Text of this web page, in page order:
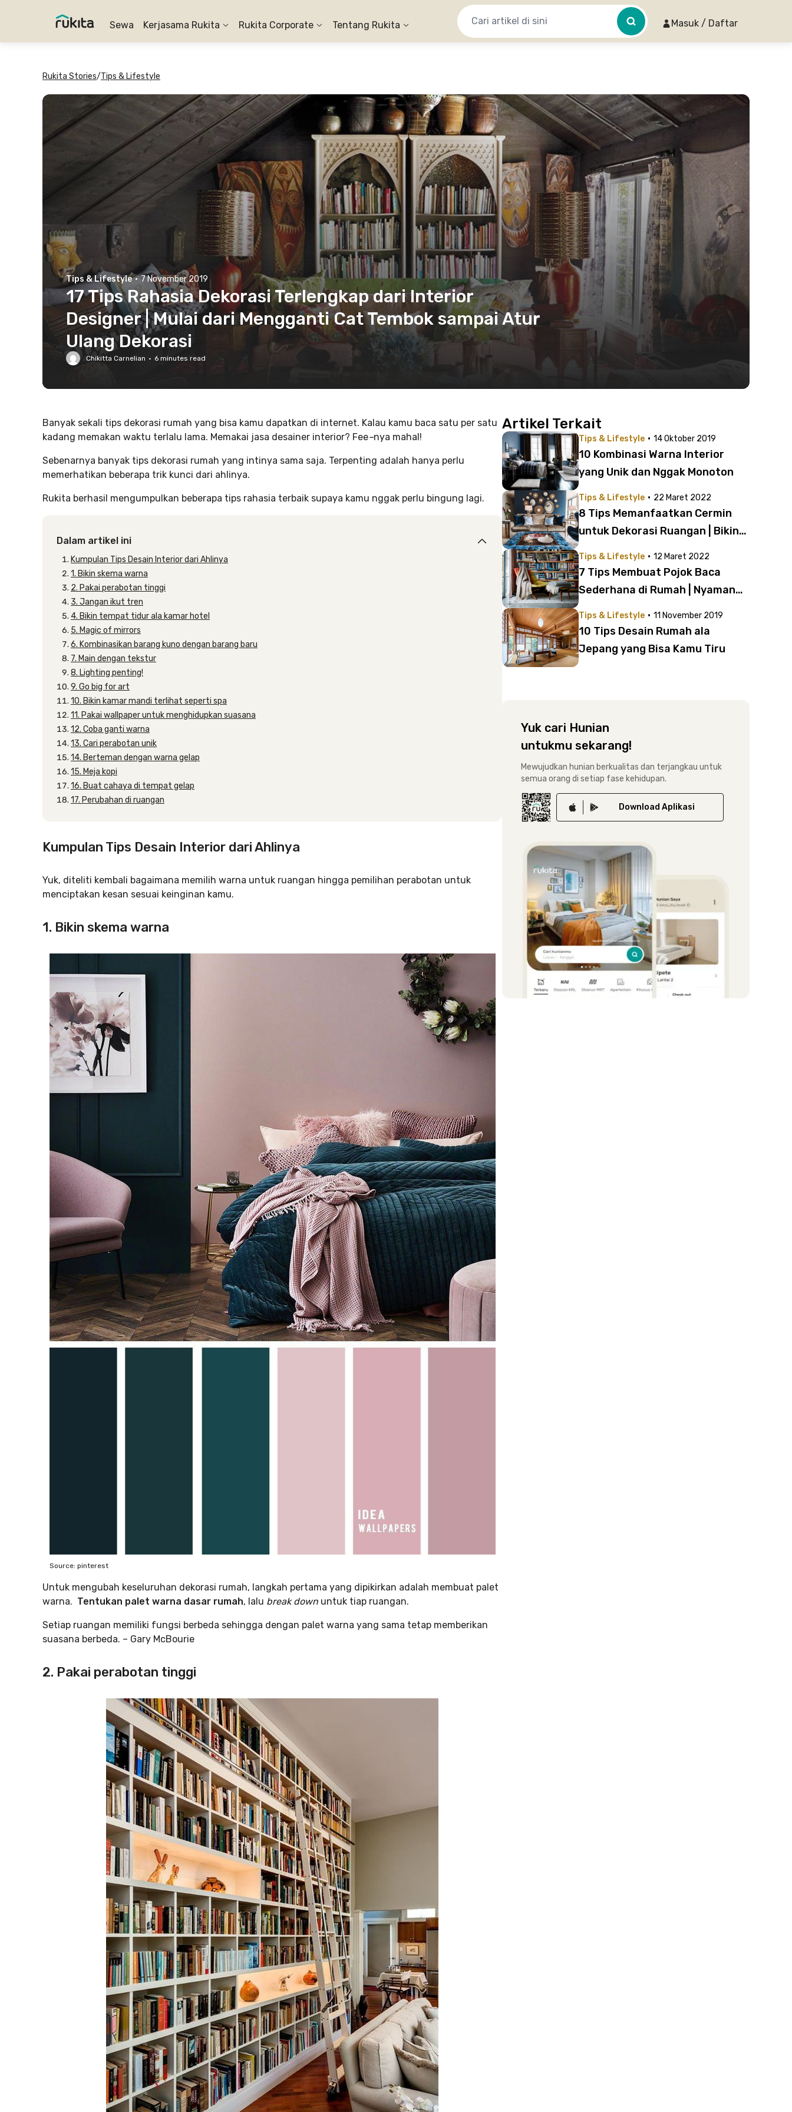
Sewa Kerjasama Rukita Rukita Corporate Tentang Rukita Masuk / Daftar
Rukita Stories/Tips & Lifestyle
Tips & Lifestyle · 7 November 2019
17 Tips Rahasia Dekorasi Terlengkap dari Interior
Designer | Mulai dari Mengganti Cat Tembok sampai Atur
Ulang Dekorasi
Chikitta Carnelian · 6 minutes read
Banyak sekali tips dekorasi rumah yang bisa kamu dapatkan di internet. Kalau kamu baca satu per satu
kadang memakan waktu terlalu lama. Memakai jasa desainer interior? Fee–nya mahal!
Sebenarnya banyak tips dekorasi rumah yang intinya sama saja. Terpenting adalah hanya perlu
memerhatikan beberapa trik kunci dari ahlinya.
Rukita berhasil mengumpulkan beberapa tips rahasia terbaik supaya kamu nggak perlu bingung lagi.
Dalam artikel ini
Kumpulan Tips Desain Interior dari Ahlinya
1. Bikin skema warna
2. Pakai perabotan tinggi
3. Jangan ikut tren
4. Bikin tempat tidur ala kamar hotel
5. Magic of mirrors
6. Kombinasikan barang kuno dengan barang baru
7. Main dengan tekstur
8. Lighting penting!
9. Go big for art
10. Bikin kamar mandi terlihat seperti spa
11. Pakai wallpaper untuk menghidupkan suasana
12. Coba ganti warna
13. Cari perabotan unik
14. Berteman dengan warna gelap
15. Meja kopi
16. Buat cahaya di tempat gelap
17. Perubahan di ruangan
Kumpulan Tips Desain Interior dari Ahlinya
Yuk, diteliti kembali bagaimana memilih warna untuk ruangan hingga pemilihan perabotan untuk
menciptakan kesan sesuai keinginan kamu.
1. Bikin skema warna
Source: pinterest
Untuk mengubah keseluruhan dekorasi rumah, langkah pertama yang dipikirkan adalah membuat palet
warna. Tentukan palet warna dasar rumah, lalu break down untuk tiap ruangan.
Setiap ruangan memiliki fungsi berbeda sehingga dengan palet warna yang sama tetap memberikan
suasana berbeda. – Gary McBourie
2. Pakai perabotan tinggi
Artikel Terkait
Tips & Lifestyle · 14 Oktober 2019
10 Kombinasi Warna Interior
yang Unik dan Nggak Monoton
Tips & Lifestyle · 22 Maret 2022
8 Tips Memanfaatkan Cermin
untuk Dekorasi Ruangan | Bikin
Tips & Lifestyle · 12 Maret 2022
7 Tips Membuat Pojok Baca
Sederhana di Rumah | Nyaman
Berjam-jam
Tips & Lifestyle · 11 November 2019
10 Tips Desain Rumah ala
Jepang yang Bisa Kamu Tiru
Yuk cari Hunian
untukmu sekarang!
Mewujudkan hunian berkualitas dan terjangkau untuk
semua orang di setiap fase kehidupan.
Download Aplikasi